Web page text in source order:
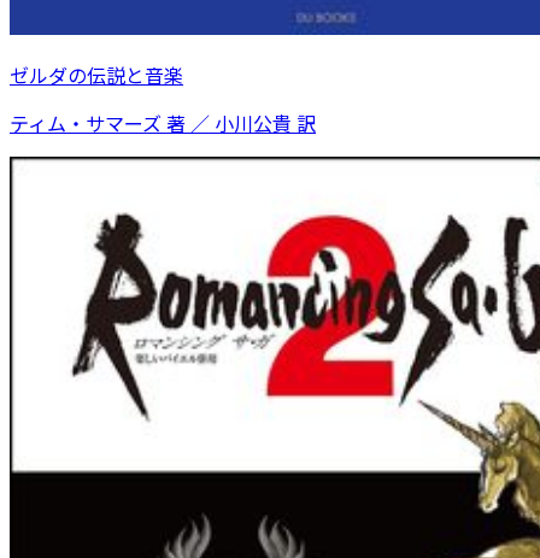
ゼルダの伝説と音楽
ティム・サマーズ 著 ／ 小川公貴 訳